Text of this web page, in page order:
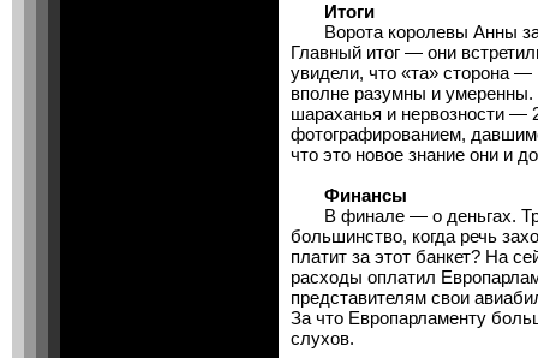
Итоги
Ворота королевы Анны
Главный итог — они
увидели, что «та» сторона —
вполне разумны и умеренны.
шараханья и нервозности —
фотографированием,
что это новое знание они и
Финансы
В финале — о деньгах.
большинство, когда речь
платит за этот банкет? На
расходы оплатил
представителям свои
За что Европарламенту
слухов.